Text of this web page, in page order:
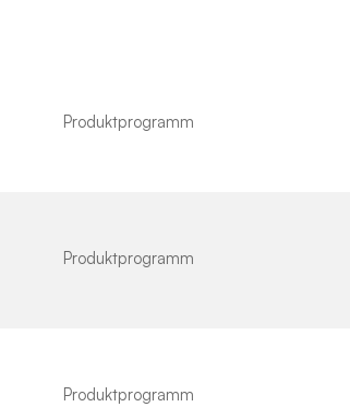
Produktprogramm
Produktprogramm
Produktprogramm